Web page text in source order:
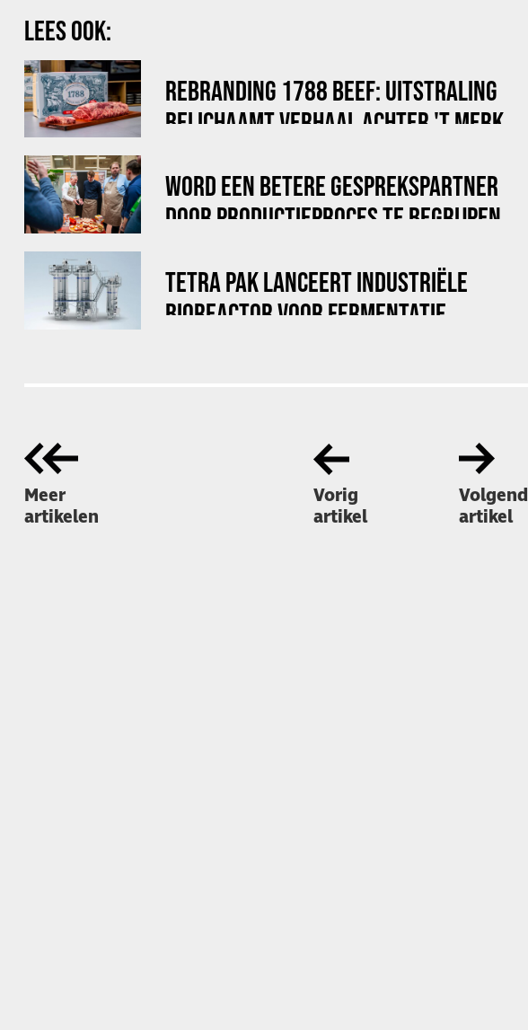
LEES OOK:
REBRANDING 1788 BEEF: UITSTRALING
BELICHAAMT VERHAAL ACHTER 'T MERK
WORD EEN BETERE GESPREKSPARTNER
DOOR PRODUCTIEPROCES TE BEGRIJPEN
TETRA PAK LANCEERT INDUSTRIËLE
BIOREACTOR VOOR FERMENTATIE
Meer
artikelen
Vorig
artikel
Volgend
artikel